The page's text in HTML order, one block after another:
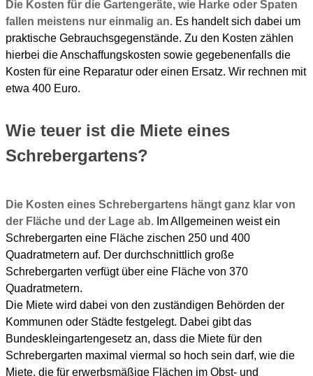
Die Kosten für die Gartengeräte, wie Harke oder Spaten
fallen meistens nur einmalig an. Es handelt sich dabei um
praktische Gebrauchsgegenstände. Zu den Kosten zählen
hierbei die Anschaffungskosten sowie gegebenenfalls die
Kosten für eine Reparatur oder einen Ersatz. Wir rechnen mit
etwa 400 Euro.
Wie teuer ist die Miete eines
Schrebergartens?
Die Kosten eines Schrebergartens hängt ganz klar von
der Fläche und der Lage ab. Im Allgemeinen weist ein
Schrebergarten eine Fläche zischen 250 und 400
Quadratmetern auf. Der durchschnittlich große
Schrebergarten verfügt über eine Fläche von 370
Quadratmetern.
Die Miete wird dabei von den zuständigen Behörden der
Kommunen oder Städte festgelegt. Dabei gibt das
Bundeskleingartengesetz an, dass die Miete für den
Schrebergarten maximal viermal so hoch sein darf, wie die
Miete, die für erwerbsmäßige Flächen im Obst- und